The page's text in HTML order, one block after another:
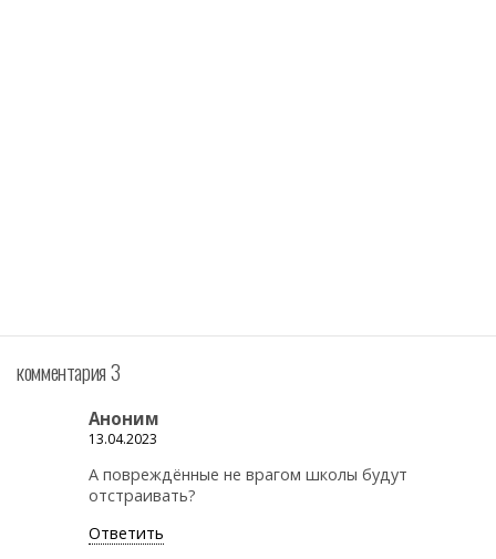
комментария 3
Аноним
13.04.2023
А повреждённые не врагом школы будут
отстраивать?
Ответить